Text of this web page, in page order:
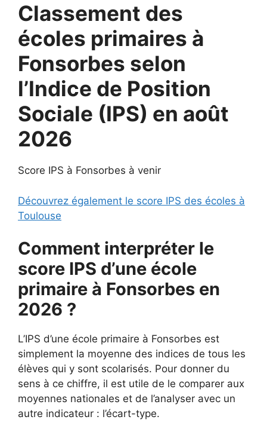
Classement des
écoles primaires à
Fonsorbes selon
l’Indice de Position
Sociale (IPS) en août
2026
Score IPS à Fonsorbes à venir
Découvrez également le score IPS des écoles à
Toulouse
Comment interpréter le
score IPS d’une école
primaire à Fonsorbes en
2026 ?
L’IPS d’une école primaire à Fonsorbes est
simplement la moyenne des indices de tous les
élèves qui y sont scolarisés. Pour donner du
sens à ce chiffre, il est utile de le comparer aux
moyennes nationales et de l’analyser avec un
autre indicateur : l’écart-type.